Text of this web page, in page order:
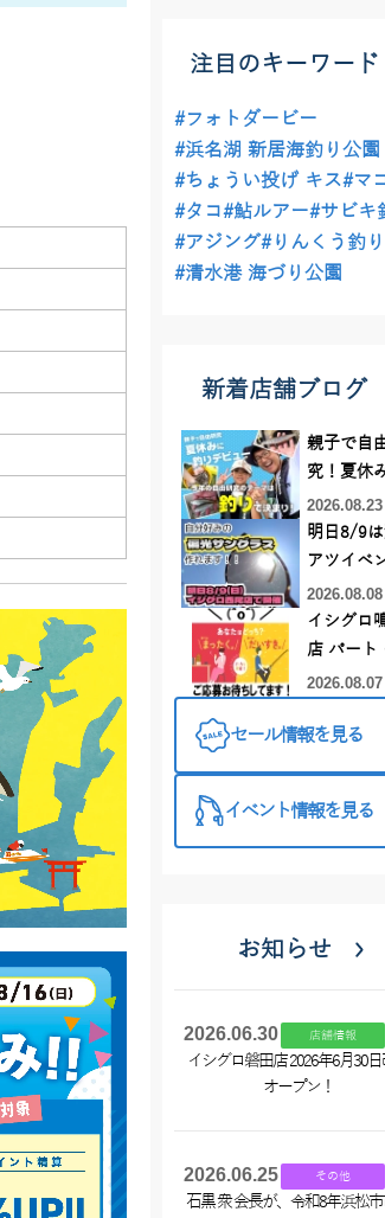
注目のキーワード
#フォトダービー
#浜名湖 新居海釣り公園
#ちょうい投げ キス#マ
#タコ#鮎ルアー#サビキ
#アジング#りんくう釣
#清水港 海づり公園
新着店舗ブログ
親子で自
究！夏休
釣りデビ
2026.08.23
明日8/9
アツイベ
日！！！
ーダー偏
ラス受注
2026.08.08
イシグロ
店 パート
ルバイト
募集中！
2026.08.07
セール情報を見る
イベント情報を見る
お知らせ
2026.06.30 店舗情報
イシグロ磐田店 2026年6月30
オープン！
2026.06.25 その他
石黒 衆 会長が、令和8年浜松